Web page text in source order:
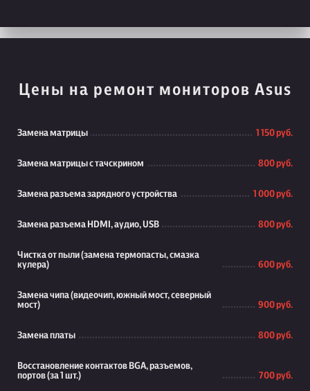
Цены на ремонт мониторов Asus
Замена матрицы 1 150 руб.
Замена матрицы с тачскрином 800 руб.
Замена разъема зарядного устройства 1 000 руб.
Замена разъема HDMI, аудио, USB 800 руб.
Чистка от пыли (замена термопасты, смазка
кулера)
600 руб.
Замена чипа (видеочип, южный мост, северный
мост)
900 руб.
Замена платы 800 руб.
Восстановление контактов BGA, разъемов,
портов (за 1 шт.)
700 руб.